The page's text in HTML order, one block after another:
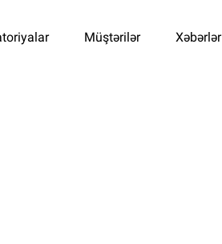
Müştərilər Xəbərlər